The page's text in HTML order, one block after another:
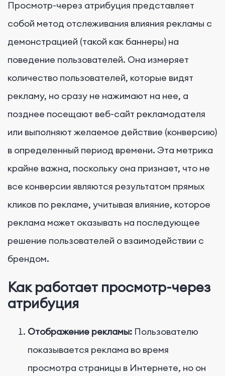
Просмотр-через атрибуция представляет
собой метод отслеживания влияния рекламы с
демонстрацией (такой как баннеры) на
поведение пользователей. Она измеряет
количество пользователей, которые видят
рекламу, но сразу не нажимают на нее, а
позднее посещают веб-сайт рекламодателя
или выполняют желаемое действие (конверсию)
в определенный период времени. Эта метрика
крайне важна, поскольку она признает, что не
все конверсии являются результатом прямых
кликов по рекламе, учитывая влияние, которое
реклама может оказывать на последующее
решение пользователей о взаимодействии с
брендом.
Как работает просмотр-через
атрибуция
Отображение рекламы: Пользователю
показывается реклама во время
просмотра страницы в Интернете, но он